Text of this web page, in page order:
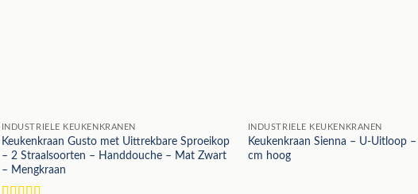
INDUSTRIELE KEUKENKRANEN
Keukenkraan Gusto met Uittrekbare Sproeikop
– 2 Straalsoorten – Handdouche – Mat Zwart
– Mengkraan
INDUSTRIELE KEUKENKRANEN
Keukenkraan Sienna – U-Uitloop
cm hoog